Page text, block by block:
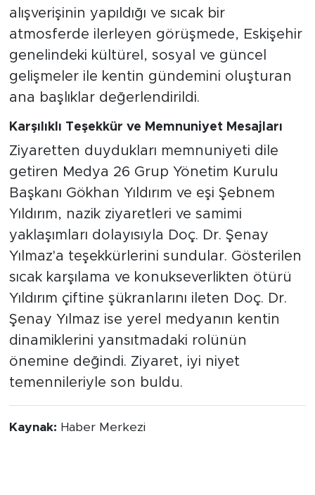
alışverişinin yapıldığı ve sıcak bir
atmosferde ilerleyen görüşmede, Eskişehir
genelindeki kültürel, sosyal ve güncel
gelişmeler ile kentin gündemini oluşturan
ana başlıklar değerlendirildi.
Karşılıklı Teşekkür ve Memnuniyet Mesajları
Ziyaretten duydukları memnuniyeti dile
getiren Medya 26 Grup Yönetim Kurulu
Başkanı Gökhan Yıldırım ve eşi Şebnem
Yıldırım, nazik ziyaretleri ve samimi
yaklaşımları dolayısıyla Doç. Dr. Şenay
Yılmaz'a teşekkürlerini sundular. Gösterilen
sıcak karşılama ve konukseverlikten ötürü
Yıldırım çiftine şükranlarını ileten Doç. Dr.
Şenay Yılmaz ise yerel medyanın kentin
dinamiklerini yansıtmadaki rolünün
önemine değindi. Ziyaret, iyi niyet
temennileriyle son buldu.
Kaynak: Haber Merkezi